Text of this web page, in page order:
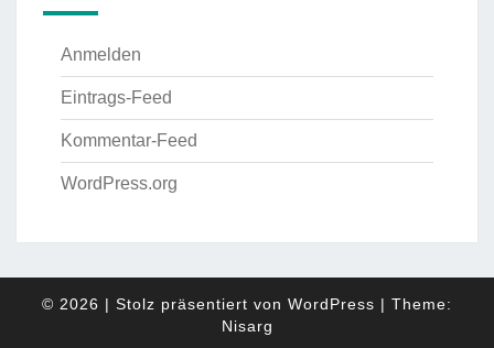
Anmelden
Eintrags-Feed
Kommentar-Feed
WordPress.org
© 2026 | Stolz präsentiert von WordPress | Theme:
Nisarg